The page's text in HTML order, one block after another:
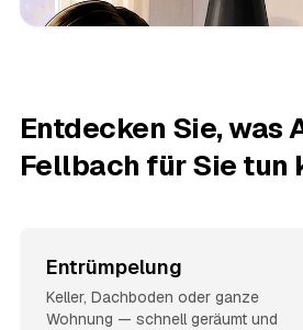
Entdecken Sie, was
Fellbach für Sie tun
Entrümpelung
Keller, Dachboden oder ganze
Wohnung — schnell geräumt und